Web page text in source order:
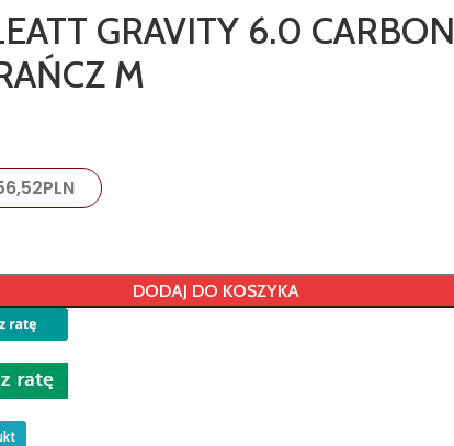
GRAVITY 6.0 CARBON
M
PLN
DODAJ DO KOSZYKA